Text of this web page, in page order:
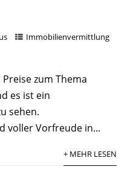
Immobilienvermittlung
zum Thema
es ist ein
sehen.
voller Vorfreude in...
+ MEHR LESEN